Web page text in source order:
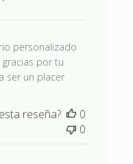
personalizado
gracias por tu
ser un placer
reseña?
0
0